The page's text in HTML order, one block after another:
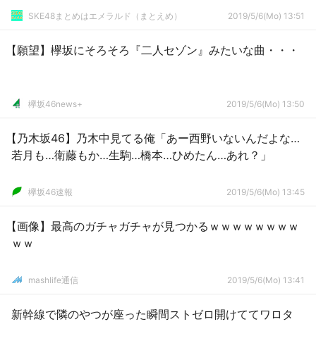
SKE48まとめはエメラルド（まとえめ） 2019/5/6(Mo) 13:51
【願望】欅坂にそろそろ『二人セゾン』みたいな曲・・・
欅坂46news+ 2019/5/6(Mo) 13:50
【乃木坂46】乃木中見てる俺「あー西野いないんだよな…
若月も…衛藤もか…生駒…橋本…ひめたん…あれ？」
欅坂46速報 2019/5/6(Mo) 13:45
【画像】最高のガチャガチャが見つかるｗｗｗｗｗｗｗｗ
ｗｗ
mashlife通信 2019/5/6(Mo) 13:41
新幹線で隣のやつが座った瞬間ストゼロ開けててワロタ